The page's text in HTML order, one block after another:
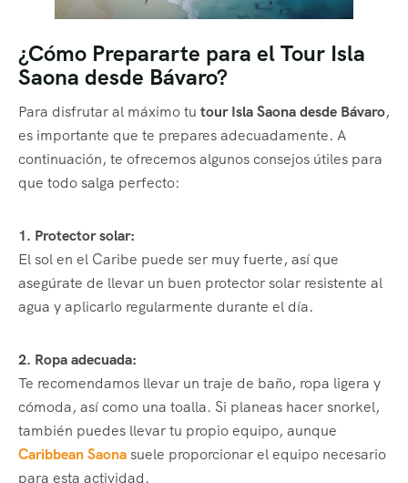
¿Cómo Prepararte para el Tour Isla
Saona desde Bávaro?
Para disfrutar al máximo tu tour Isla Saona desde Bávaro,
es importante que te prepares adecuadamente. A
continuación, te ofrecemos algunos consejos útiles para
que todo salga perfecto:
1. Protector solar:
El sol en el Caribe puede ser muy fuerte, así que
asegúrate de llevar un buen protector solar resistente al
agua y aplicarlo regularmente durante el día.
2. Ropa adecuada:
Te recomendamos llevar un traje de baño, ropa ligera y
cómoda, así como una toalla. Si planeas hacer snorkel,
también puedes llevar tu propio equipo, aunque
Caribbean Saonasuele proporcionar el equipo necesario
para esta actividad.